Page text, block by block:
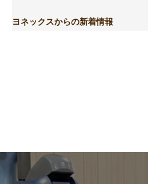
ヨネックスからの新着情報